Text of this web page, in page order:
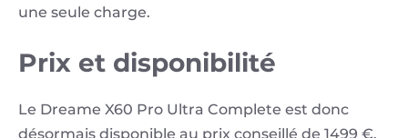
une seule charge.
Prix et disponibilité
Le Dreame X60 Pro Ultra Complete est donc
désormais disponible au prix conseillé de 1499 €.